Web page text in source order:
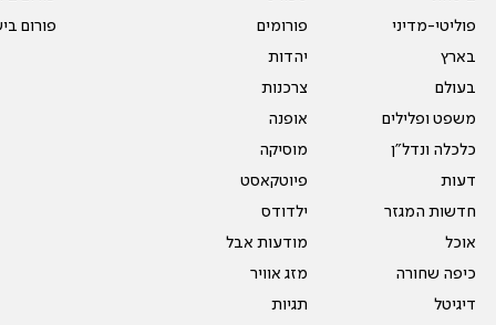
פוליטי-מדיני
בארץ
בעולם
משפט ופלילים
כלכלה ונדל"ן
דעות
חדשות המגזר
אוכל
כיפה שחורה
דיגיטל
פורומים
יהדות
צרכנות
אופנה
מוסיקה
פיוטקאסט
ילדודס
מודעות אבל
מזג אוויר
תגיות
פורום